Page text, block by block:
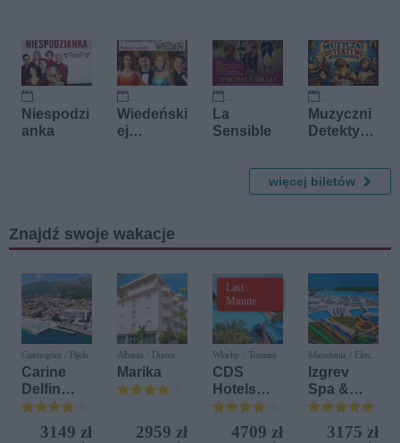
17 września 2026
Niespodzi
anka
11 października 2026
Wiedeński
ej
16 października 2026
La
Sensible
23 listopada 2026
Muzyczni
Detektywi:
Wielkich
Kompozyt
orów
więcej biletów
Znajdź swoje wakacje
Czarnogóra / Bijela
Carine
Delfin
Bijela (ex.
Iberostar
Bijela
3149 zł
Albania / Durres
Marika
2959 zł
Last
Minute
Włochy / Terrasini
CDS
Hotels
Terrasini
(ex. Citta
del Mare)
4709 zł
Macedonia / Elen
Kamen
Izgrev
Spa &
Aquapark
3175 zł